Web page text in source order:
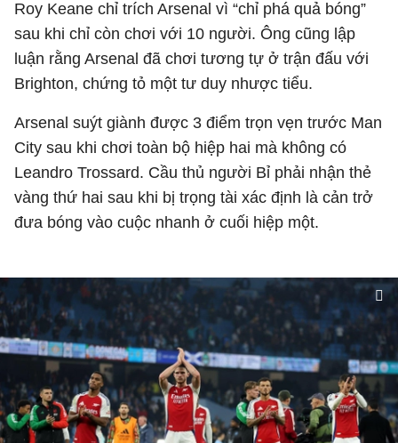
Roy Keane chỉ trích Arsenal vì “chỉ phá quả bóng”
sau khi chỉ còn chơi với 10 người. Ông cũng lập
luận rằng Arsenal đã chơi tương tự ở trận đấu với
Brighton, chứng tỏ một tư duy nhược tiểu.
Arsenal suýt giành được 3 điểm trọn vẹn trước Man
City sau khi chơi toàn bộ hiệp hai mà không có
Leandro Trossard. Cầu thủ người Bỉ phải nhận thẻ
vàng thứ hai sau khi bị trọng tài xác định là cản trở
đưa bóng vào cuộc nhanh ở cuối hiệp một.